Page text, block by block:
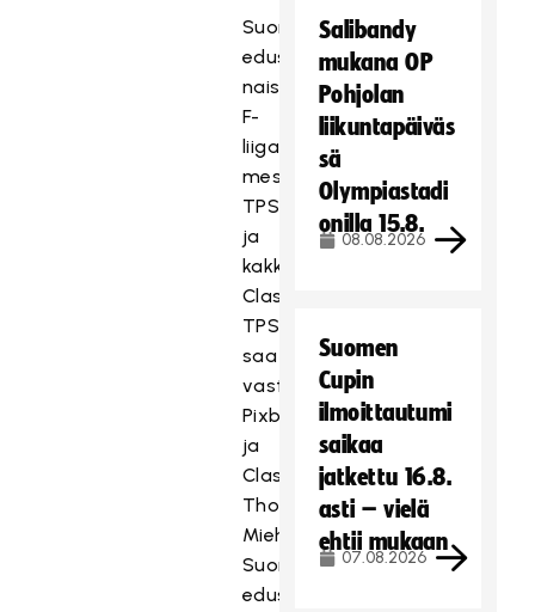
Suomea
edustavat
naisissa
F-
liigan
mestari
TPS
ja
kakkonen
Classic.
TPS
saa
vastaansa
Pixbon
ja
Classic
Thorengruppenin.
Miehissä
Suomen
edustajat
Salibandy
mukana OP
Pohjolan
liikuntapäiväs
sä
Olympiastadi
onilla 15.8.
08.08.2026
Suomen
Cupin
ilmoittautumi
saikaa
jatkettu 16.8.
asti – vielä
ehtii mukaan
07.08.2026